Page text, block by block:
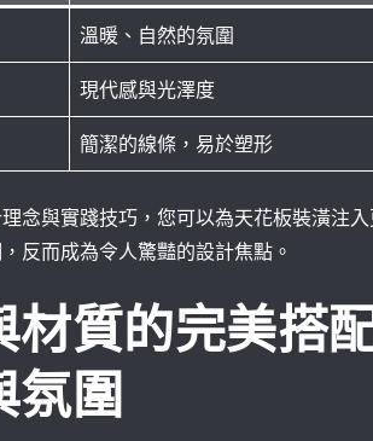
溫暖、自然的氛圍
現代感與光澤度
簡潔的線條，易於塑形
念與實踐技巧，您可以為天花板裝潢注
反而成為令人驚豔的設計焦點。
材質的完美搭
氛圍